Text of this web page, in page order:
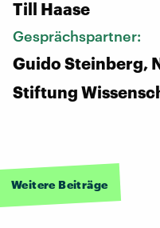
Till Haase
Gesprächspartner:
Guido Steinberg,
Stiftung
Weitere Beiträge